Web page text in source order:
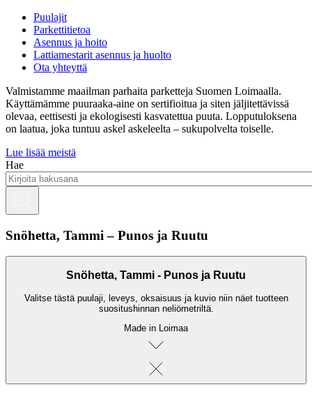
Puulajit
Parkettitietoa
Asennus ja hoito
Lattiamestarit asennus ja huolto
Ota yhteyttä
Valmistamme maailman parhaita parketteja Suomen Loimaalla.
Käyttämämme puuraaka-aine on sertifioitua ja siten jäljitettävissä
olevaa, eettisesti ja ekologisesti kasvatettua puuta. Lopputuloksena
on laatua, joka tuntuu askel askeleelta – sukupolvelta toiselle.
Lue lisää meistä
Hae
Snöhetta, Tammi – Punos ja Ruutu
Snöhetta, Tammi - Punos ja Ruutu
Valitse tästä puulaji, leveys, oksaisuus ja kuvio niin näet tuotteen
suositushinnan neliömetriltä.
Made in Loimaa